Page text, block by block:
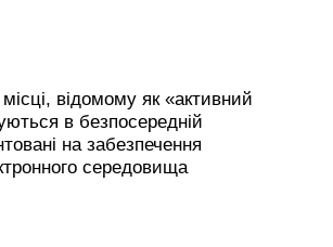
відомому як «активний
в безпосередній
на забезпечення
середовища